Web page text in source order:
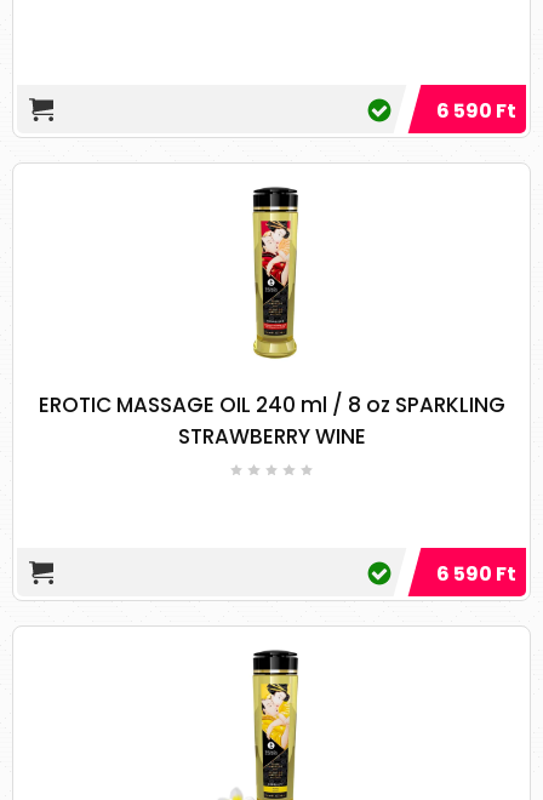
masszázst szeretne. Íme három masszázsolaj
recept, amelyek mindegyike különböző
előnyökkel jár:
Stresszoldó masszázsolaj recept
Használja egy hosszú nap után, hogy
csökkentse a stresszt, elősegítse a relaxációt
és az általános jólétet.
1-2 csepp édes narancs illóolaj
6-7 csepp valerian illóolaj
3-4 csepp szantálfa illóolaj
2-3 csepp rózsa-muskátli illóolaj
masszázsolaj
Használja az izomfájdalom és a feszültség
csökkentésére. Krónikus fájdalom, megfázás
vagy influenza leküzdésére is alkalmazható.
2-3 csepp bergamott illóolaj
10–12 csepp levendula illóolaj
8-9 csepp mirha illóolaj
4-5 csepp római kamilla
6 590 Ft
EROTIC MASSAGE OIL 240 ml / 8 oz SPARKLING
STRAWBERRY WINE
6 590 Ft